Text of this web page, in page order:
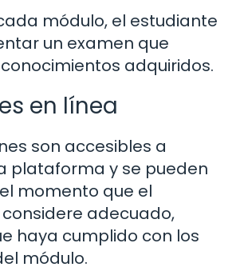
módulo, el estudiante
un examen que
adquiridos.
en línea
son accesibles a
plataforma y se pueden
momento que el
adecuado,
haya cumplido con los
módulo.